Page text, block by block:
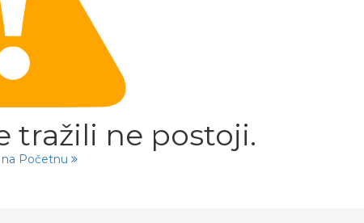
tražili ne postoji.
Početnu